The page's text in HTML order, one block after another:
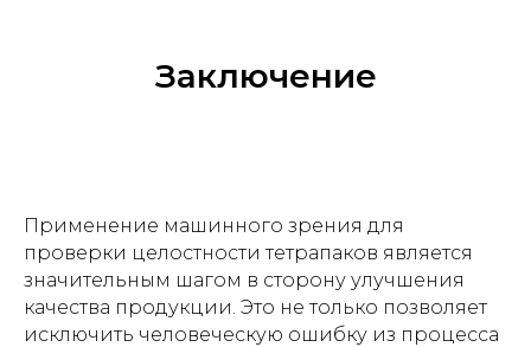
Заключение
Применение машинного зрения для
проверки целостности тетрапаков является
значительным шагом в сторону улучшения
качества продукции. Это не только позволяет
исключить человеческую ошибку из процесса